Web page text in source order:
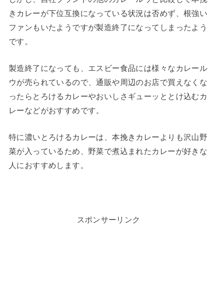
きカレーが下位互換になっている状況は否めず、根強い
ファンもいたようですが製造終了になってしまったよう
です。
製造終了になっても、エスビー食品には様々なカレール
ウが売られているので、通販や周辺のお店で買えなくな
ったらとろけるカレーやおいしさギューッととけ込むカ
レーなどがおすすめです。
特に濃いとろけるカレーは、本挽きカレーよりも沢山野
菜が入っているため、野菜で煮込まれたカレーが好きな
人におすすめします。
スポンサーリンク